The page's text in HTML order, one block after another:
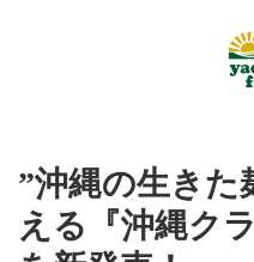
”沖縄の生きた
える『沖縄ク